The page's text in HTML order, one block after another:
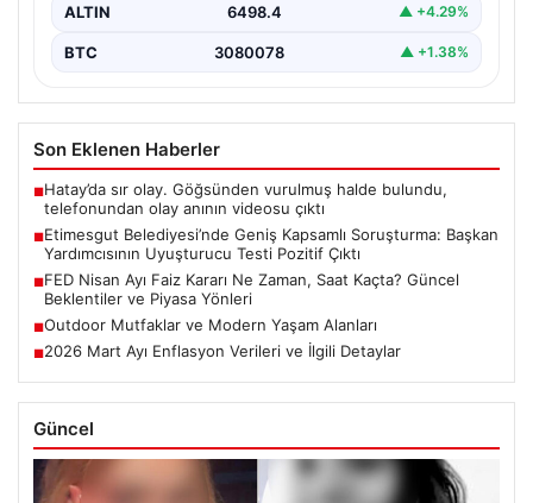
ALTIN 6498.4 ▲ +4.29%
BTC 3080078 ▲ +1.38%
Son Eklenen Haberler
■Hatay’da sır olay. Göğsünden vurulmuş halde bulundu,
telefonundan olay anının videosu çıktı
■Etimesgut Belediyesi’nde Geniş Kapsamlı Soruşturma: Başkan
Yardımcısının Uyuşturucu Testi Pozitif Çıktı
■FED Nisan Ayı Faiz Kararı Ne Zaman, Saat Kaçta? Güncel
Beklentiler ve Piyasa Yönleri
■Outdoor Mutfaklar ve Modern Yaşam Alanları
■2026 Mart Ayı Enflasyon Verileri ve İlgili Detaylar
Güncel